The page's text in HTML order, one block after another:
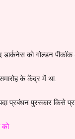
को गोल्डन पीकॉक
के केंद्र में था.
प्रबंधन पुरस्कार किसे
को